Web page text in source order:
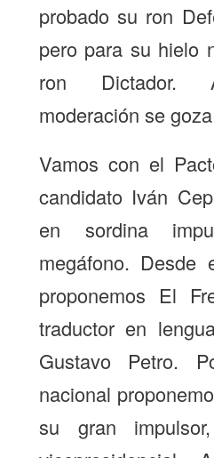
probado su ron
pero para su hielo
ron Dictador.
moderación se
Vamos con el
candidato Iván
en sordina
megáfono.
proponemos El
traductor en
Gustavo Petro.
nacional
su gran